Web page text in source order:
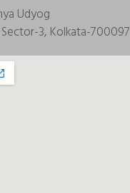
Udyog
3, Kolkata-700097